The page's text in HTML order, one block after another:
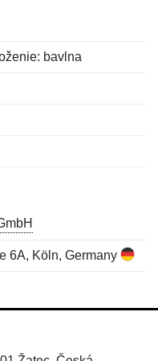
bavlna
6A, Köln, Germany